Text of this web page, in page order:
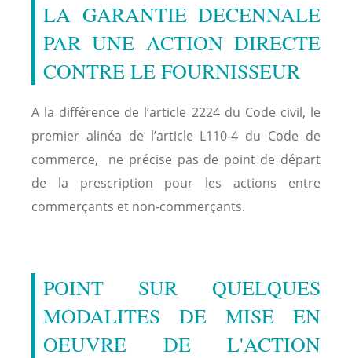
LA GARANTIE DECENNALE
PAR UNE ACTION DIRECTE
CONTRE LE FOURNISSEUR
A la différence de l’article 2224 du Code civil, le
premier alinéa de l’article L110-4 du Code de
commerce, ne précise pas de point de départ
de la prescription pour les actions entre
commerçants et non-commerçants.
POINT SUR QUELQUES
MODALITES DE MISE EN
OEUVRE DE L'ACTION